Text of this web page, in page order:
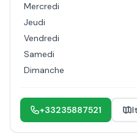
Mercredi
Jeudi
Vendredi
Samedi
Dimanche
+33235887521